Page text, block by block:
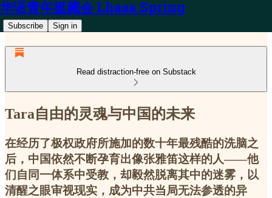
华语青年挺藏会 Lhasa Spring
Subscribe Sign in
Read distraction-free on Substack
Tara自由的灵魂与中国的未来
在经历了极权政府所施加的数十年最残酷的洗脑之
后，中国依然不断孕育出像张雅笛这样的人——他
们自同一体系中受教，却毅然脱离其中的迷雾，以
清醒之眼审视现实，成为中共当局无法参透的异